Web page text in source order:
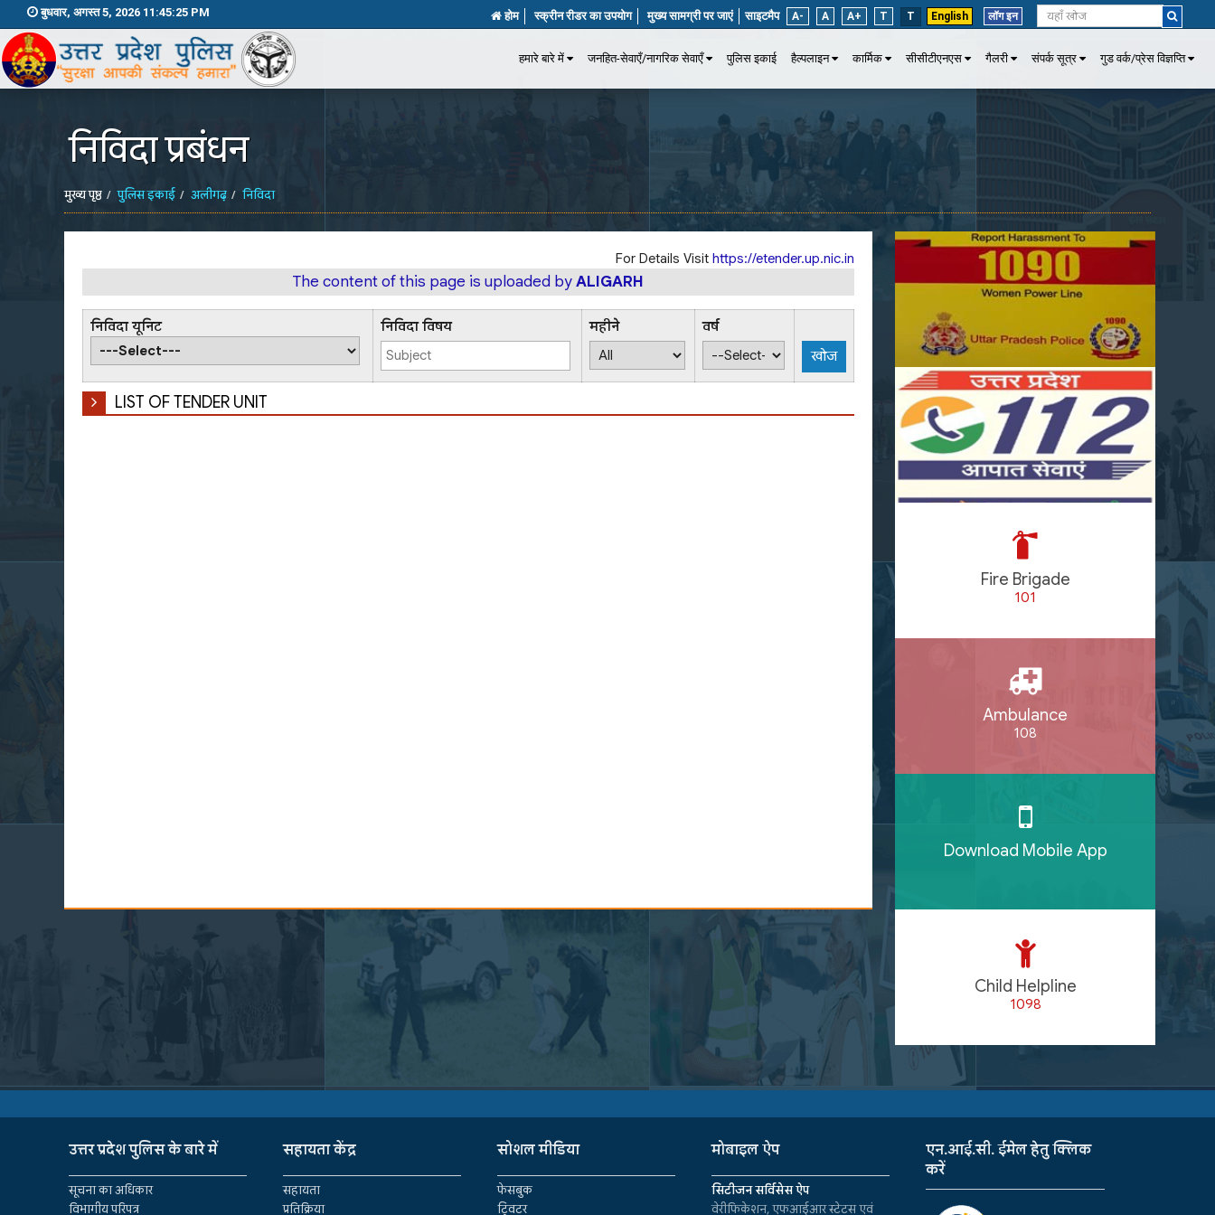
बुधवार, अगस्त 5, 2026 11:45:26 PM होम स्क्रीन रीडर का उपयोग मुख्य सामग्री पर जाएं साइटमैप A- A A+ T T English लॉग इन
हमारे बारे में जनहित-सेवाएँ/नागरिक सेवाएँ पुलिस इकाई हैल्पलाइन कार्मिक सीसीटीएनएस गैलरी संपर्क सूत्र गुड वर्क/प्रेस विज्ञप्ति
निविदा प्रबंधन
मुख्य पृष्ठ पुलिस इकाई अलीगढ़ निविदा
For Details Visit https://etender.up.nic.in
The content of this page is uploaded byALIGARH
निविदा यूनिट निविदा विषय महीने वर्ष
LIST OF TENDER UNIT
Fire Brigade
101
Ambulance
108
Download Mobile App
Child Helpline
1098
उत्तर प्रदेश पुलिस के बारे में
सूचना का अधिकार
विभागीय परिपत्र
सहायता केंद्र
सहायता
प्रतिक्रिया
सोशल मीडिया
फेसबुक
ट्विटर
मोबाइल ऐप
सिटीजन सर्विसेस ऐप
वेरीफिकेशन, एफआईआर स्टेटस एवं
एन.आई.सी. ईमेल हेतु क्लिक
करें